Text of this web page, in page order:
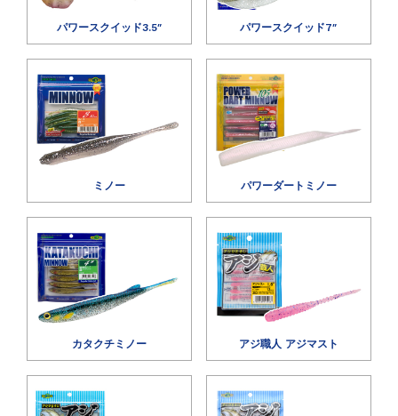
パワースクイッド3.5″ パワースクイッド7″
ミノー パワーダートミノー
カタクチミノー アジ職人 アジマスト